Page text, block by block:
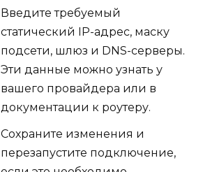
Введите требуемый
статический IP-адрес, маску
подсети, шлюз и DNS-серверы.
Эти данные можно узнать у
вашего провайдера или в
документации к роутеру.
Сохраните изменения и
перезапустите подключение,